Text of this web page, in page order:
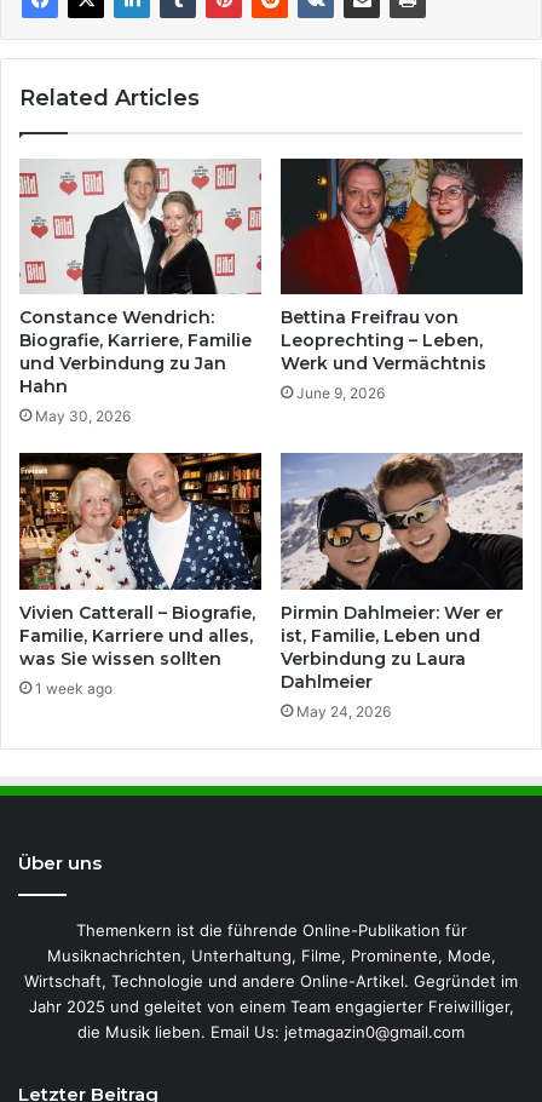
Related Articles
Constance Wendrich:
Biografie, Karriere, Familie
und Verbindung zu Jan
Hahn
May 30, 2026
Bettina Freifrau von
Leoprechting – Leben,
Werk und Vermächtnis
June 9, 2026
Vivien Catterall – Biografie,
Familie, Karriere und alles,
was Sie wissen sollten
1 week ago
Pirmin Dahlmeier: Wer er
ist, Familie, Leben und
Verbindung zu Laura
Dahlmeier
May 24, 2026
Über uns
Themenkern ist die führende Online-Publikation für
Musiknachrichten, Unterhaltung, Filme, Prominente, Mode,
Wirtschaft, Technologie und andere Online-Artikel. Gegründet im
Jahr 2025 und geleitet von einem Team engagierter Freiwilliger,
die Musik lieben. Email Us: jetmagazin0@gmail.com
Letzter Beitrag